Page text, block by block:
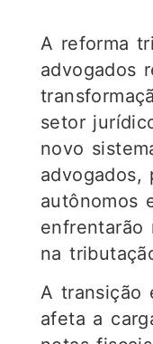
A reforma
advogados
setor
novo
advogados,
autônomos
enfrentarão
na
A transição
afeta a